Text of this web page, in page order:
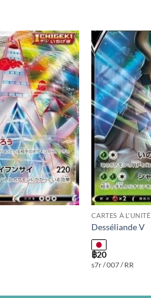
Add to
wishlist
CARTES À L'UNITÉ
Desséliande V
฿20
s7r / 007 / RR